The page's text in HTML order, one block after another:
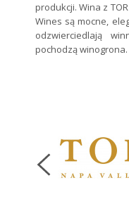
produkcji. Wina z
Wines są mocne,
odzwierciedlają
pochodzą winogrona.